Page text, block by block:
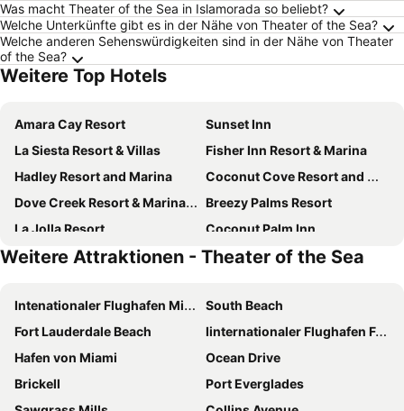
Was macht Theater of the Sea in Islamorada so beliebt?
Welche Unterkünfte gibt es in der Nähe von Theater of the Sea?
Welche anderen Sehenswürdigkeiten sind in der Nähe von Theater
of the Sea?
Weitere Top Hotels
Amara Cay Resort
Sunset Inn
La Siesta Resort & Villas
Fisher Inn Resort & Marina
Hadley Resort and Marina
Coconut Cove Resort and Marina
Dove Creek Resort & Marina, Trademark Collection by Wyndham
Breezy Palms Resort
La Jolla Resort
Coconut Palm Inn
Casa Morada
Bahia Bay Resort
The Ocean View Inn
Island Bay Resort
Treasure Harbor
The Caribbean Resort at Sea Isle
Bud N Marys Fishing Marina
Mangrove Marina Resort Llc
Mariner's Resort Villas & Marina by KeysCaribbean
Windley Cottage At Anglers Way
Weitere Attraktionen - Theater of the Sea
Intenationaler Flughafen Miami
South Beach
Fort Lauderdale Beach
Iinternationaler Flughafen Fort Lauderdale - Hollywood
Hafen von Miami
Ocean Drive
Brickell
Port Everglades